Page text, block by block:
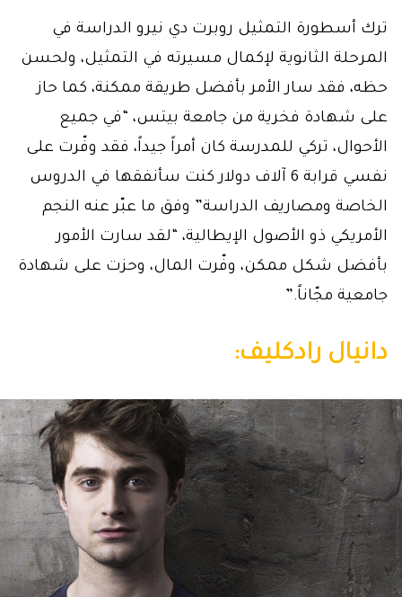
ترك أسطورة التمثيل روبرت دي نيرو الدراسة في
المرحلة الثانوية لإكمال مسيرته في التمثيل، ولحسن
حظه، فقد سار الأمر بأفضل طريقة ممكنة، كما حاز
على شهادة فخرية من جامعة بيتس، “في جميع
الأحوال، تركي للمدرسة كان أمراً جيداً، فقد وفّرت على
نفسي قرابة 6 آلاف دولار كنت سأنفقها في الدروس
الخاصة ومصاريف الدراسة” وفق ما عبّر عنه النجم
الأمريكي ذو الأصول الإيطالية، “لقد سارت الأمور
بأفضل شكل ممكن، وفّرت المال، وحزت على شهادة
جامعية مجّاناً.”
دانيال رادكليف: